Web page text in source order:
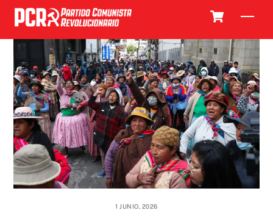
Skip
content
1 JUNIO, 2026